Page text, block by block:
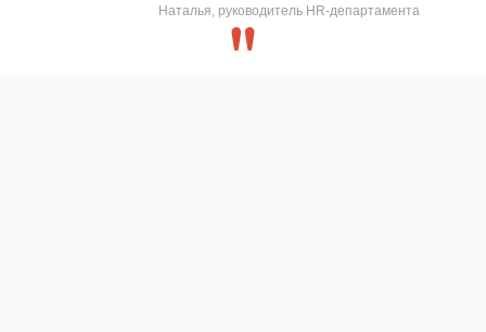
Наталья, руководитель HR-департамента